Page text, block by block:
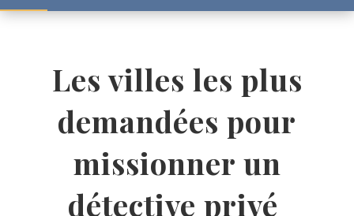
Les villes les plus
demandées pour
missionner un
détective privé